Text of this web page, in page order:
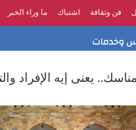
فن وثقافة اشتباك ما وراء الخبر
وخدمات
يعنى إيه الإفراد